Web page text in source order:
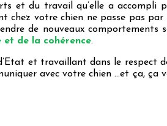
et du travail qu’elle a accompli
chez votre chien ne passe pas par
de nouveaux comportements
et de la cohérence.
et travaillant dans le respect
avec votre chien …et ça, ça